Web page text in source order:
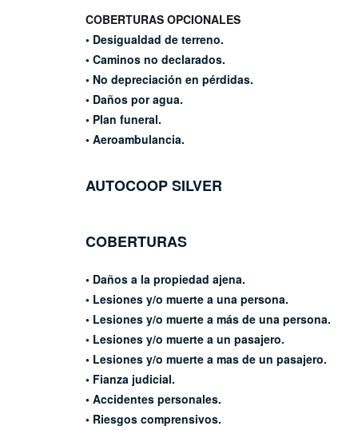
COBERTURAS OPCIONALES
• Desigualdad de terreno.
• Caminos no declarados.
• No depreciación en pérdidas.
• Daños por agua.
• Plan funeral.
• Aeroambulancia.
AUTOCOOP SILVER
COBERTURAS
• Daños a la propiedad ajena.
• Lesiones y/o muerte a una persona.
• Lesiones y/o muerte a más de una persona.
• Lesiones y/o muerte a un pasajero.
• Lesiones y/o muerte a mas de un pasajero.
• Fianza judicial.
• Accidentes personales.
• Riesgos comprensivos.